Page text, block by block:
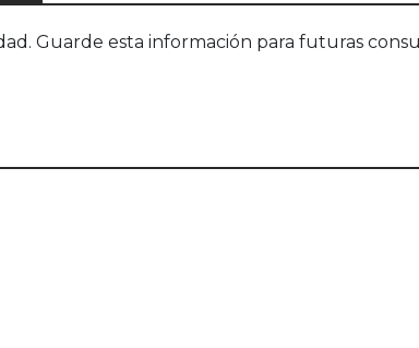
Guarde esta información para futuras